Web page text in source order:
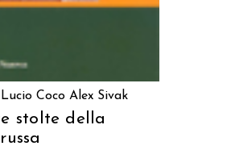
Lucio Coco Alex Sivak
stolte della